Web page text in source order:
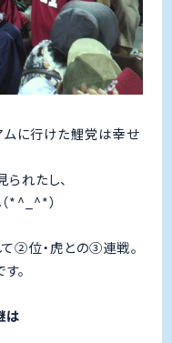
ムに行けた鯉党は幸せ
れたし、
*^_^*）
②位・虎との③連戦。
。
は